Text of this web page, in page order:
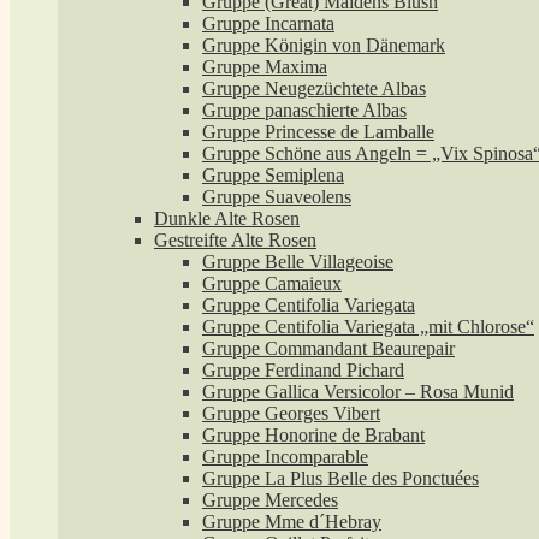
Gruppe Incarnata
Gruppe Königin von Dänemark
Gruppe Maxima
Gruppe Neugezüchtete Albas
Gruppe panaschierte Albas
Gruppe Princesse de Lamballe
Gruppe Schöne aus Angeln = „Vix
Gruppe Semiplena
Gruppe Suaveolens
Dunkle Alte Rosen
Gestreifte Alte Rosen
Gruppe Belle Villageoise
Gruppe Camaieux
Gruppe Centifolia Variegata
Gruppe Centifolia Variegata „mit Chlorose“
Gruppe Commandant Beaurepair
Gruppe Ferdinand Pichard
Gruppe Gallica Versicolor – Rosa Munid
Gruppe Georges Vibert
Gruppe Honorine de Brabant
Gruppe Incomparable
Gruppe La Plus Belle des Ponctuées
Gruppe Mercedes
Gruppe Mme d´Hebray